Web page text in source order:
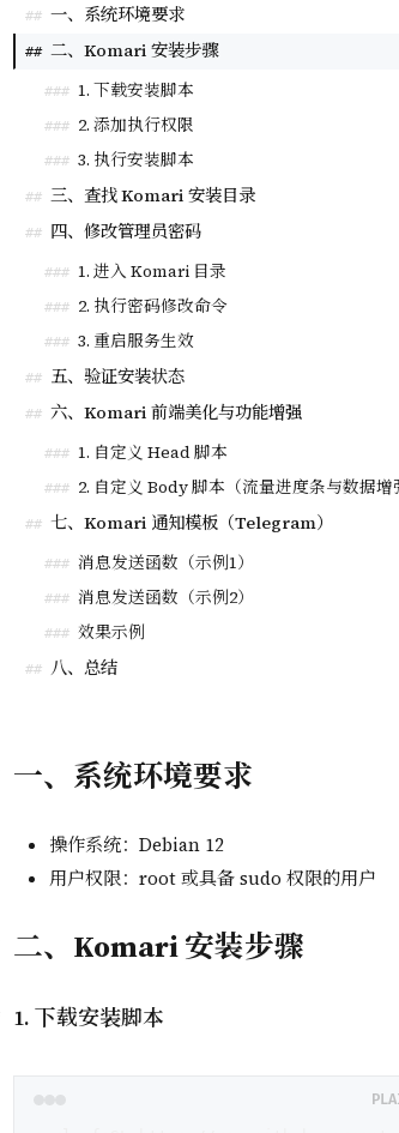
一、系统环境要求
操作系统：Debian 12
用户权限：root 或具备 sudo 权限的用户
二、Komari 安装步骤
1. 下载安装脚本
## 一、系统环境要求
## 二、Komari 安装步骤
### 1. 下载安装脚本
### 2. 添加执行权限
### 3. 执行安装脚本
## 三、查找 Komari 安装目录
## 四、修改管理员密码
### 1. 进入 Komari 目录
### 2. 执行密码修改命令
### 3. 重启服务生效
## 五、验证安装状态
## 六、Komari 前端美化与功能增强
### 1. 自定义 Head 脚本
### 2. 自定义 Body 脚本（流量进度条与数据增
## 七、Komari 通知模板（Telegram）
### 消息发送函数（示例1）
### 消息发送函数（示例2）
### 效果示例
## 八、总结